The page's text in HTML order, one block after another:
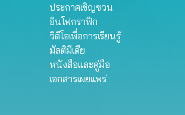
ประกาศเชิญชวน
อินโฟกราฟิก
วิดีโอเพื่อการเรียนรู้
มัลติมีเดีย
หนังสือและคู่มือ
เอกสารเผยแพร่